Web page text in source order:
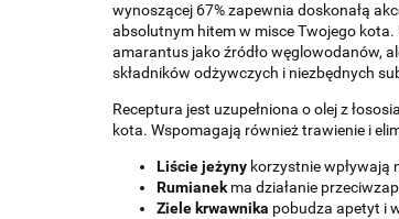
wynoszącej 67% zapewnia doskonałą
absolutnym hitem w misce Twojego
amarantus jako źródło węglowodanów,
składników odżywczych i niezbędnych
Receptura jest uzupełniona o olej z
kota. Wspomagają również trawienie i
Liście jeżyny korzystnie wpływają
Rumianekma działanie
Ziele krwawnika pobudza apetyt i